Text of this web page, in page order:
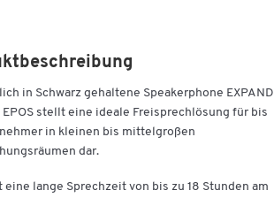
in Schwarz gehaltene Speakerphone EXPAND
stellt eine ideale Freisprechlösung für bis
in kleinen bis mittelgroßen
dar.
eine lange Sprechzeit von bis zu 18 Stunden am